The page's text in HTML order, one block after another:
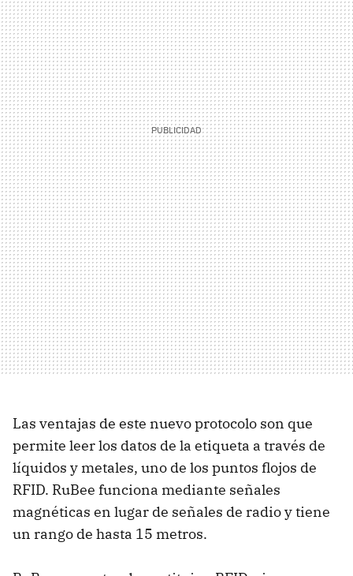
Las ventajas de este nuevo protocolo son que
permite leer los datos de la etiqueta a través de
líquidos y metales, uno de los puntos flojos de
RFID. RuBee funciona mediante señales
magnéticas en lugar de señales de radio y tiene
un rango de hasta 15 metros.